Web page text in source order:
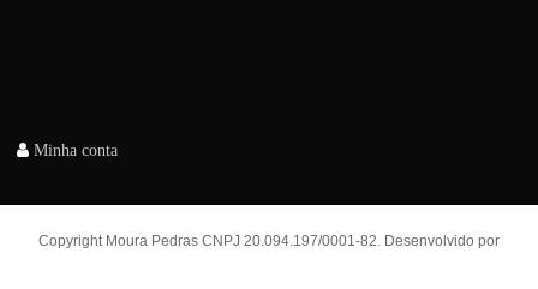
Minha conta
Copyright Moura Pedras CNPJ 20.094.197/0001-82. Desenvolvido por